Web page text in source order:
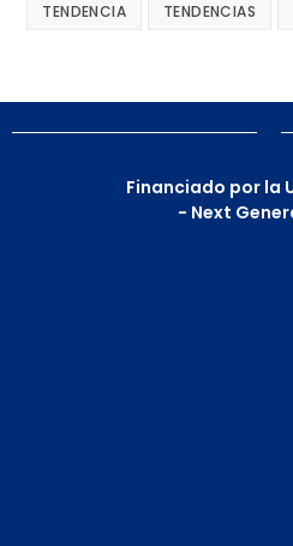
TENDENCIA TENDENCIAS
Financiado por la
- Next